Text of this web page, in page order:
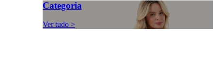
Categoria
Ver tudo >